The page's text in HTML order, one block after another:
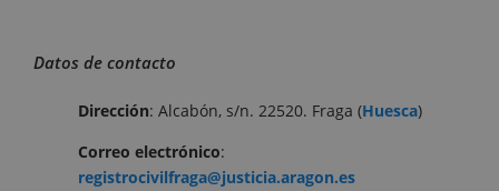
Datos de contacto
Dirección: Alcabón, s/n. 22520. Fraga (Huesca)
Correo electrónico:
registrocivilfraga@justicia.aragon.es